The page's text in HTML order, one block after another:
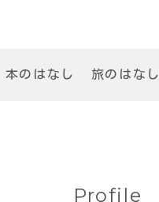
本のはなし 旅のはなし
Profile